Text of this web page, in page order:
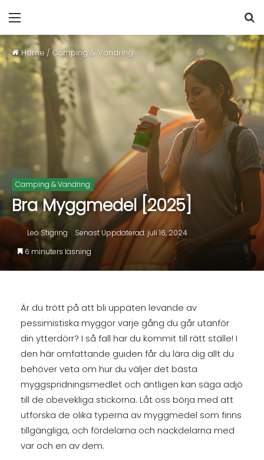
Home / Camping & Vandring
Camping & Vandring
Bra Myggmedel [2025]
Leo Stigring
Senast Uppdaterad: juli 16, 2024
6 minuters läsning
Är du trött på att bli uppäten levande av
pessimistiska myggor varje gång du går utanför
din ytterdörr? I så fall har du kommit till rätt ställe! I
den här omfattande guiden får du lära dig allt du
behöver veta om hur du väljer det bästa
myggspridningsmedlet och äntligen kan säga adjö
till de obevekliga stickorna. Låt oss börja med att
utforska de olika typerna av myggmedel som finns
tillgängliga, och fördelarna och nackdelarna med
var och en av dem.